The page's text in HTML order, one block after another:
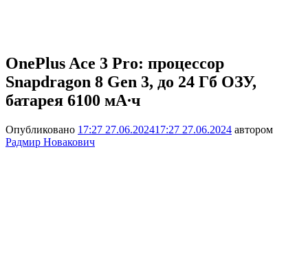
OnePlus Ace 3 Pro: процессор
Snapdragon 8 Gen 3, до 24 Гб ОЗУ,
батарея 6100 мА∙ч
Опубликовано 17:27 27.06.202417:27 27.06.2024 автором
Радмир Новакович